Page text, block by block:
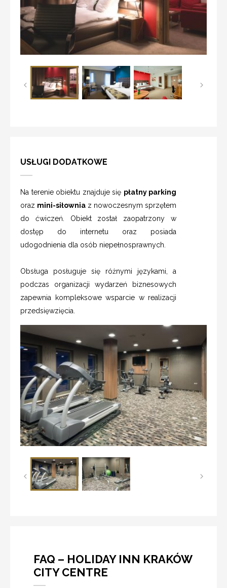
USŁUGI DODATKOWE
Na terenie obiektu znajduje się płatny parking
oraz mini-siłownia z nowoczesnym sprzętem
do ćwiczeń. Obiekt został zaopatrzony w
dostęp do internetu oraz posiada
udogodnienia dla osób niepełnosprawnych.
Obsługa posługuje się różnymi językami, a
podczas organizacji wydarzeń biznesowych
zapewnia kompleksowe wsparcie w realizacji
przedsięwzięcia.
FAQ – HOLIDAY INN KRAKÓW
CITY CENTRE